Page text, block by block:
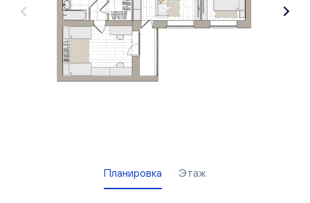
Вакансии
Офисы продаж
Планировка Этаж